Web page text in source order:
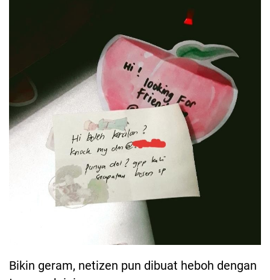
Bikin geram, netizen pun dibuat heboh dengan